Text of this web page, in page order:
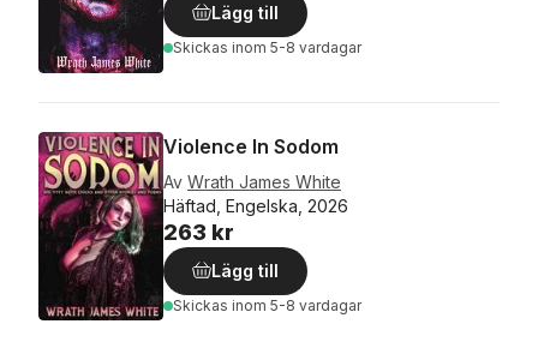
Lägg till
Skickas inom 5-8 vardagar
Violence In Sodom
Av Wrath James White
Häftad, Engelska, 2026
263 kr
Lägg till
Skickas inom 5-8 vardagar